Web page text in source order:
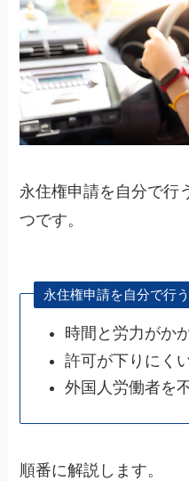
永住権申請を自分で行
つです。
永住権申請を自分で行
時間と労力がか
許可が下りにく
外国人労働者を
順番に解説します。